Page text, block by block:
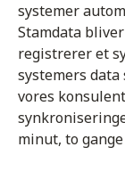
systemer
Stamdata
registrerer et
systemers
vores
minut, to